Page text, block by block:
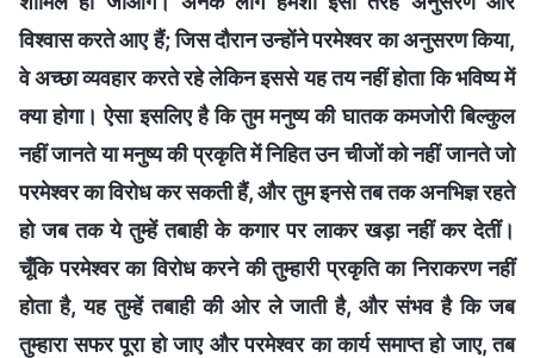
विश्वास करते आए हैं; जिस दौरान उन्होंने परमेश्वर का अनुसरण किया,
वे अच्छा व्यवहार करते रहे लेकिन इससे यह तय नहीं होता कि भविष्य में
क्या होगा। ऐसा इसलिए है कि तुम मनुष्य की घातक कमजोरी बिल्कुल
नहीं जानते या मनुष्य की प्रकृति में निहित उन चीजों को नहीं जानते जो
परमेश्वर का विरोध कर सकती हैं, और तुम इनसे तब तक अनभिज्ञ रहते
हो जब तक ये तुम्हें तबाही के कगार पर लाकर खड़ा नहीं कर देतीं।
चूँकि परमेश्वर का विरोध करने की तुम्हारी प्रकृति का निराकरण नहीं
होता है, यह तुम्हें तबाही की ओर ले जाती है, और संभव है कि जब
तुम्हारा सफर पूरा हो जाए और परमेश्वर का कार्य समाप्त हो जाए, तब